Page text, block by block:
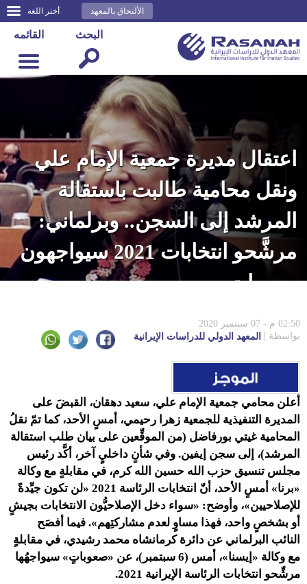
أختر اللغة الألتحاق بالمعهد
القائمه البحث
اعتقال مديرة جمعية الإمام علي
ونقل محامية طالبت باستقالة
المرشد إلى السجن.. وبرلماني:
مرشَّحو انتخابات 2021 سيواجهون
صعوبات
02:50 م - 07 سبتمبر 2020
بواسطة
المعهد الدولي للدراسات الإيرانية
أعلن محامي جمعية الإمام علي، سعيد دهقان، القبضَ على
المديرة التنفيذية للجمعية زهرا رحيمي، أمسٍ الأحد، كما تمّ نقلُ
المحامية غيتي بورفاضل (من الموقِّعين على بيان طلب استقالة
المرشد)، إلى سجن إيفين. وفي شأنٍ داخليٍ آخر، أكَّد رئيس
مجلس تنسيق حزب الله حسين الله كرم، في مقابلةٍ مع وكالة
«برنا» أمسٍ الأحد، أنّ انتخابات الرئاسة 2021 «لن تكون جيِّدةً
للإصلاحيين»، وأوضح: «سواء دخل الإصلاحيُّون الانتخابات بجيشٍ
أو بشخصٍ واحد، فهذا مساوٍ لعدم مشاركتِهم». فيما أفصَح
النائب البرلماني عن دائرة كرمانشاه محمد رشيدي، في مقابلةٍ
مع وكالة «إيسنا»، أمس (6 سبتمبر)، عن «صعوباتٍ» سيواجهُها
مرشِّحو انتخابات الرئاسة الإيرانية 2021.